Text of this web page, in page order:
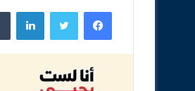
فيسبوك لينكدإن